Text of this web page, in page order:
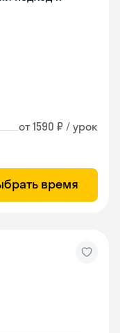
от 1590 ₽ / урок
время